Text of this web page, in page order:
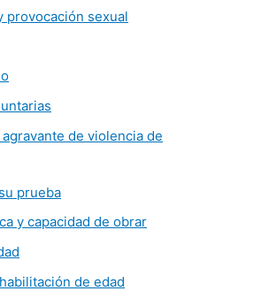
provocación sexual
de violencia de
prueba
y capacidad de obrar
de edad